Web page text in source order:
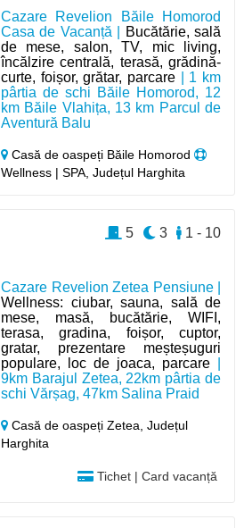
Cazare Revelion Băile Homorod
Casa de Vacanță |
Bucătărie, sală
de mese, salon, TV, mic living,
încălzire centrală, terasă, grădină-
curte, foișor, grătar, parcare | 1 km
pârtia de schi Băile Homorod, 12
km Băile Vlahița, 13 km Parcul de
Aventură Balu
Casă de oaspeți Băile Homorod
Wellness | SPA, Județul Harghita
Cazare Revelion Zetea Pensiune |
Wellness: ciubar, sauna, sală de
mese, masă, bucătărie, WIFI,
terasa, gradina, foișor, cuptor,
gratar, prezentare meșteșuguri
populare, loc de joaca, parcare
9km Barajul Zetea, 22km pârtia de
schi Vărșag, 47km Salina Praid
Casă de oaspeți Zetea,Județul
Harghita
Tichet | Card vacanță
1 - 10
3
5